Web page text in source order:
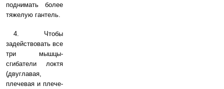
поднимать более
тяжелую гантель.
4. Чтобы
задействовать все
три мышцы-
сгибатели локтя
(двуглавая,
плечевая и плече-